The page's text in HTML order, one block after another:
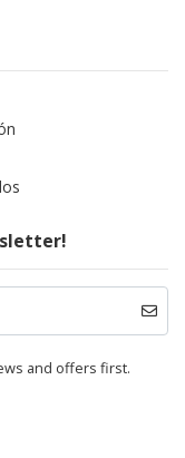
and offers first.